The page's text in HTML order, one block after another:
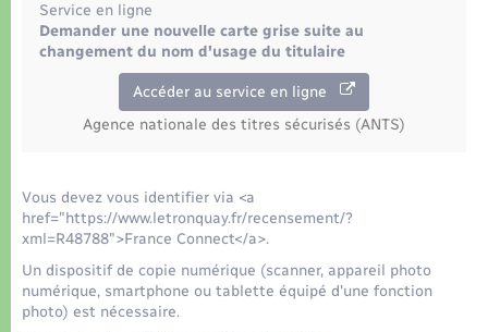
Service en ligne
Demander une nouvelle carte grise suite au
changement du nom d'usage du titulaire
Accéder au service en ligne
Agence nationale des titres sécurisés (ANTS)
Vous devez vous identifier via <a
href="https://www.letronquay.fr/recensement/?
xml=R48788">France Connect</a>.
Un dispositif de copie numérique (scanner, appareil photo
numérique, smartphone ou tablette équipé d'une fonction
photo) est nécessaire.